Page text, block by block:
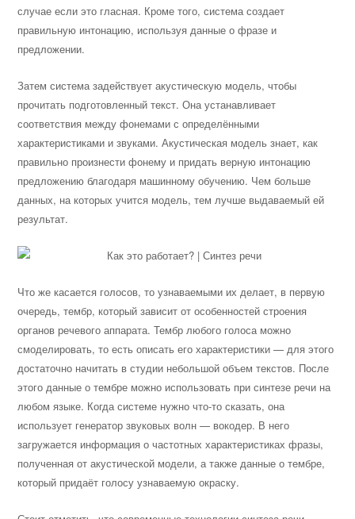
случае если это гласная. Кроме того, система создает
правильную интонацию, используя данные о фразе и
предложении.
Затем система задействует акустическую модель, чтобы
прочитать подготовленный текст. Она устанавливает
соответствия между фонемами с определёнными
характеристиками и звуками. Акустическая модель знает, как
правильно произнести фонему и придать верную интонацию
предложению благодаря машинному обучению. Чем больше
данных, на которых учится модель, тем лучше выдаваемый ей
результат.
Что же касается голосов, то узнаваемыми их делает, в первую
очередь, тембр, который зависит от особенностей строения
органов речевого аппарата. Тембр любого голоса можно
смоделировать, то есть описать его характеристики — для этого
достаточно начитать в студии небольшой объем текстов. После
этого данные о тембре можно использовать при синтезе речи на
любом языке. Когда системе нужно что-то сказать, она
использует генератор звуковых волн — вокодер. В него
загружается информация о частотных характеристиках фразы,
полученная от акустической модели, а также данные о тембре,
который придаёт голосу узнаваемую окраску.